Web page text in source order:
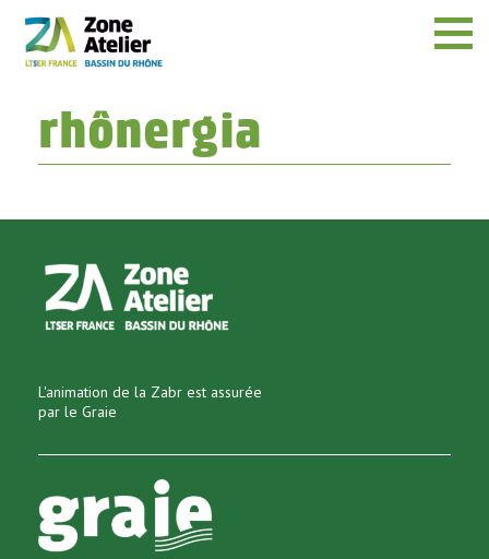
Menu
rhônergia
L'animation de la Zabr est assurée
par le Graie